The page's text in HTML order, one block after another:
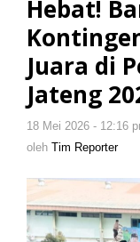
Hebat!
Juara di
Jateng
18 Mei 2026 - 12:16
oleh Tim Reporter